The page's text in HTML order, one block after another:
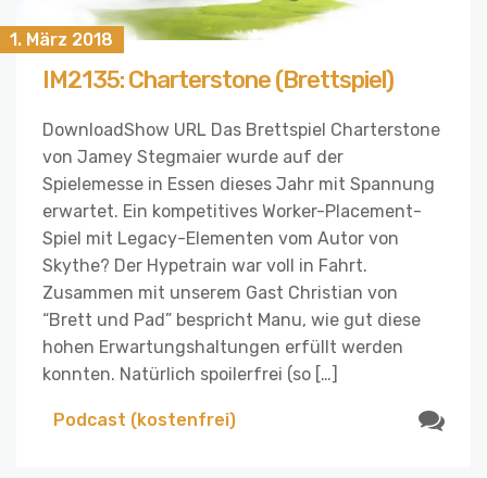
1. März 2018
IM2135: Charterstone (Brettspiel)
DownloadShow URL Das Brettspiel Charterstone
von Jamey Stegmaier wurde auf der
Spielemesse in Essen dieses Jahr mit Spannung
erwartet. Ein kompetitives Worker-Placement-
Spiel mit Legacy-Elementen vom Autor von
Skythe? Der Hypetrain war voll in Fahrt.
Zusammen mit unserem Gast Christian von
“Brett und Pad” bespricht Manu, wie gut diese
hohen Erwartungshaltungen erfüllt werden
konnten. Natürlich spoilerfrei (so […]
Podcast (kostenfrei)